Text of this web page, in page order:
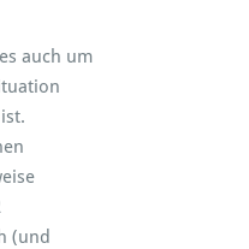
auch um
(und